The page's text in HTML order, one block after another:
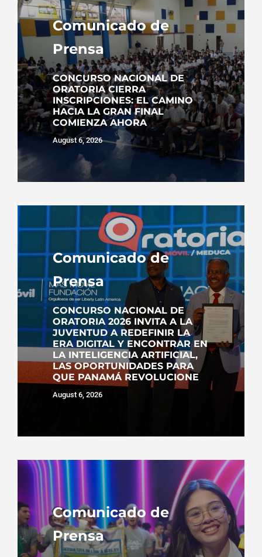
Comunicado de
Prensa
CONCURSO NACIONAL DE
ORATORIA CIERRA
INSCRIPCIONES: EL CAMINO
HACIA LA GRAN FINAL
COMIENZA AHORA
August 6, 2026
Comunicado de
Prensa
CONCURSO NACIONAL DE
ORATORIA 2026 INVITA A LA
JUVENTUD A REDEFINIR LA
ERA DIGITAL Y ENCONTRAR EN
LA INTELIGENCIA ARTIFICIAL,
LAS OPORTUNIDADES PARA
QUE PANAMÁ REVOLUCIONE
August 6, 2026
Comunicado de
Prensa